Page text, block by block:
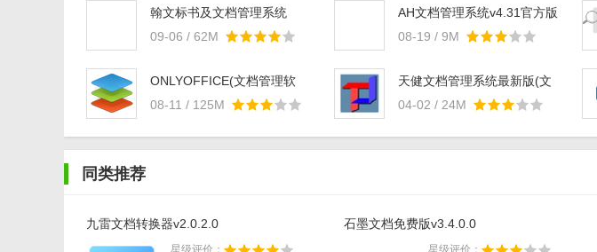
翰文标书及文档管理系统
09-06 / 62M
AH文档管理系统v4.31官方版
08-19 / 9M
ONLYOFFICE(文档管理软
08-11 / 125M
天健文档管理系统最新版(文
04-02 / 24M
同类推荐
九雷文档转换器v2.0.2.0
星级评价：
石墨文档免费版v3.4.0.0
星级评价：